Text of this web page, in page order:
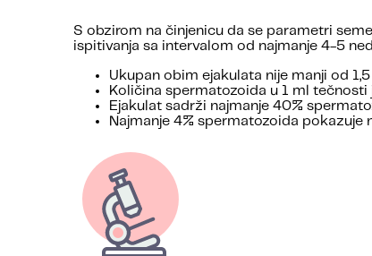
S obzirom na činjenicu da se parametri
ispitivanja sa intervalom od najmanje 4-5
Ukupan obim ejakulata nije manji od 1,5
Količina spermatozoida u 1 ml tečnosti
Ejakulat sadrži najmanje 40%
Najmanje 4% spermatozoida